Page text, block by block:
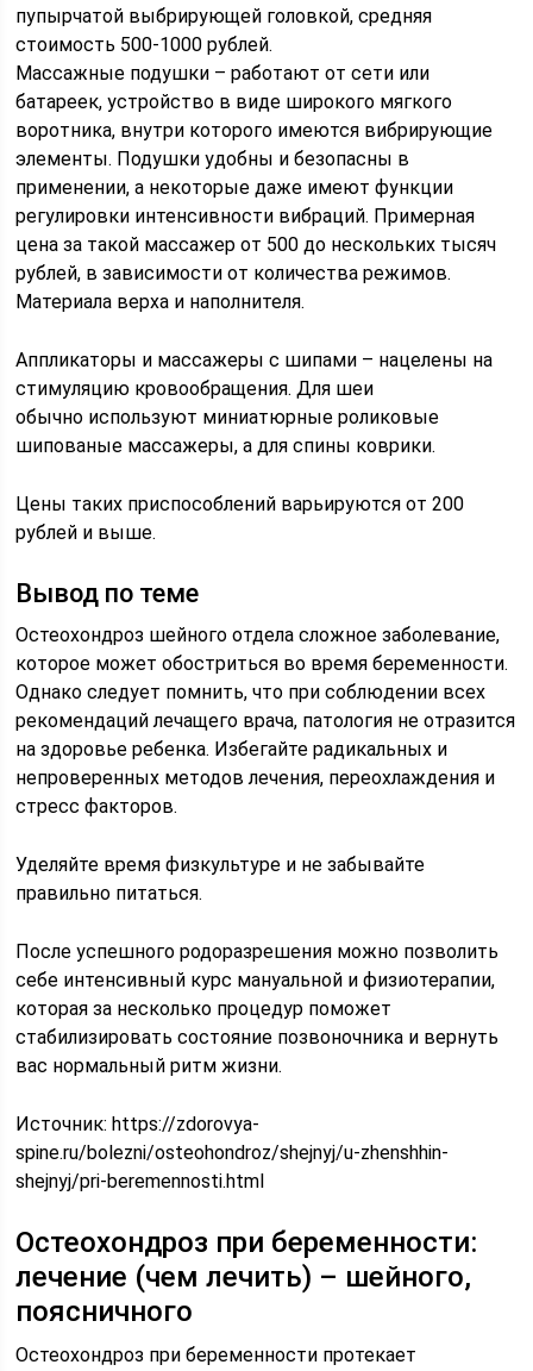
пупырчатой выбрирующей головкой, средняя
стоимость 500-1000 рублей.
Массажные подушки – работают от сети или
батареек, устройство в виде широкого мягкого
воротника, внутри которого имеются вибрирующие
элементы. Подушки удобны и безопасны в
применении, а некоторые даже имеют функции
регулировки интенсивности вибраций. Примерная
цена за такой массажер от 500 до нескольких тысяч
рублей, в зависимости от количества режимов.
Материала верха и наполнителя.
Аппликаторы и массажеры с шипами – нацелены на
стимуляцию кровообращения. Для шеи
обычно используют миниатюрные роликовые
шипованые массажеры, а для спины коврики.
Цены таких приспособлений варьируются от 200
рублей и выше.
Вывод по теме
Остеохондроз шейного отдела сложное заболевание,
которое может обостриться во время беременности.
Однако следует помнить, что при соблюдении всех
рекомендаций лечащего врача, патология не отразится
на здоровье ребенка. Избегайте радикальных и
непроверенных методов лечения, переохлаждения и
стресс факторов.
Уделяйте время физкультуре и не забывайте
правильно питаться.
После успешного родоразрешения можно позволить
себе интенсивный курс мануальной и физиотерапии,
которая за несколько процедур поможет
стабилизировать состояние позвоночника и вернуть
вас нормальный ритм жизни.
Источник:https://zdorovya-
spine.ru/bolezni/osteohondroz/shejnyj/u-zhenshhin-
shejnyj/pri-beremennosti.html
Остеохондроз при беременности:
лечение (чем лечить) – шейного,
поясничного
Остеохондроз при беременности протекает